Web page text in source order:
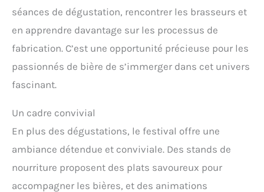
séances de dégustation, rencontrer les brasseurs et
en apprendre davantage sur les processus de
fabrication. C’est une opportunité précieuse pour les
passionnés de bière de s’immerger dans cet univers
fascinant.
Un cadre convivial
En plus des dégustations, le festival offre une
ambiance détendue et conviviale. Des stands de
nourriture proposent des plats savoureux pour
accompagner les bières, et des animations